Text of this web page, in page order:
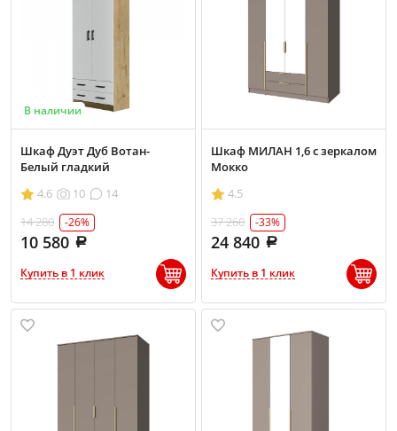
В наличии
Шкаф Дуэт Дуб Вотан-
Белый гладкий
4.6
10
14
14 280
-26%
10 580
Купить в 1 клик
Шкаф МИЛАН 1,6 с зеркалом
Мокко
4.5
37 260
-33%
24 840
Купить в 1 клик